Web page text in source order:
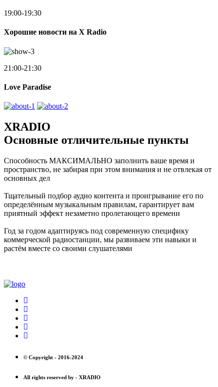
19:00-19:30
Хорошие новости на X Radio
21:00-21:30
Love Paradise
XRADIO
Основные отличительные пункты
Способность МАКСИМАЛЬНО заполнить ваше время и
пространство, не забирая при этом внимания и не отвлекая от
основных дел
Тщательный подбор аудио контента и проигрывание его по
определённым музыкальным правилам, гарантирует вам
приятный эффект незаметно пролетающего времени
Год за годом адаптируясь под современную специфику
коммерческой радиостанции, мы развиваем эти навыки и
растём вместе со своими слушателями
© Copyright - 2016-2024
All rights reserved by - XRADIO